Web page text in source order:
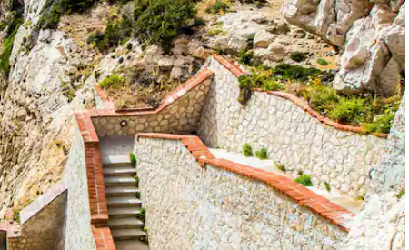
je de pijltjestoetsen omhoog en omlaag, óf door te tikken of swipen.